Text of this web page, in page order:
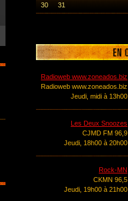
30 31
Radioweb www.zoneados.biz
Radioweb www.zoneados.biz
Jeudi, midi à 13h00
Les Deux Snoozes
CJMD FM 96,9
Jeudi, 18h00 à 20h00
Rock-MN
CKMN 96,5
Jeudi, 19h00 à 21h00